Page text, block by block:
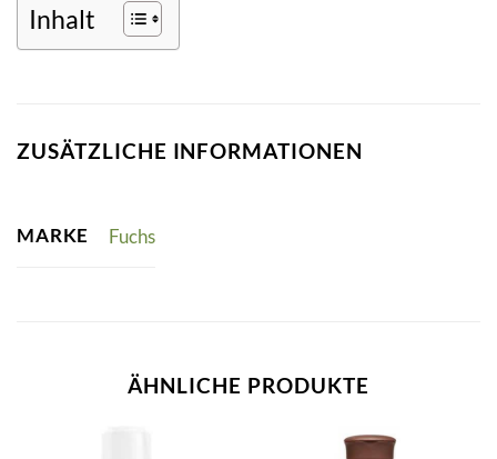
Inhalt
ZUSÄTZLICHE INFORMATIONEN
MARKE Fuchs
ÄHNLICHE PRODUKTE